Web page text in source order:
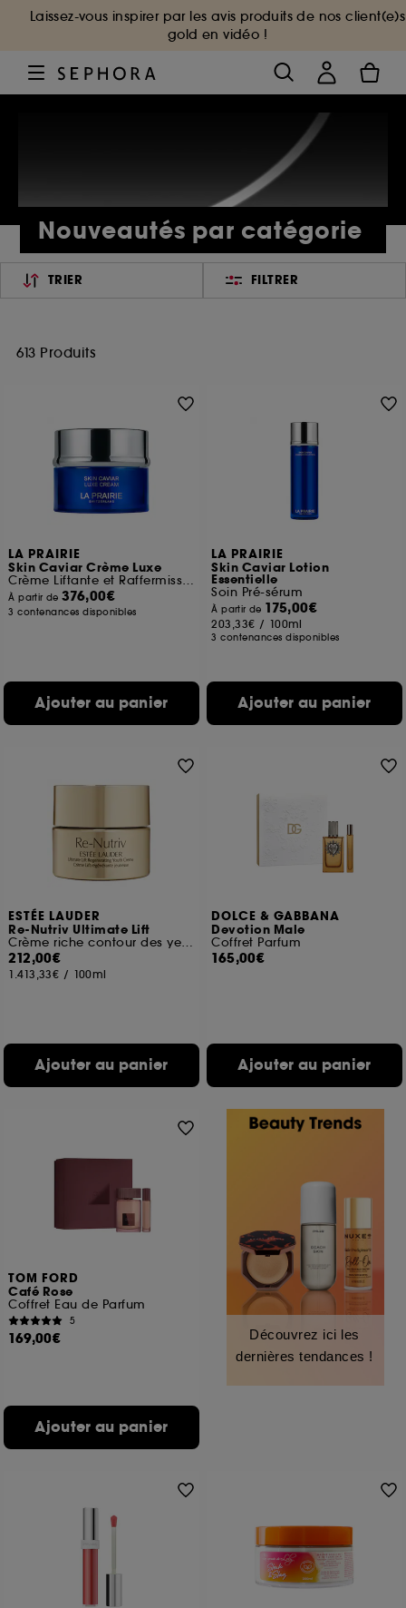
Laissez-vous inspirer par les avis produits de nos client(e)s
gold en vidéo !
Nouveautés par catégorie
TRIER FILTRER
613 Produits
LA PRAIRIE
Skin Caviar Crème Luxe
Crème Liftante et Raffermissante
À partir de376,00€
3 contenances disponibles
Ajouter au panier
LA PRAIRIE
Skin Caviar Lotion
Essentielle
Soin Pré-sérum
À partir de 175,00€
203,33€ / 100ml
3 contenances disponibles
Ajouter au panier
ESTÉE LAUDER
Re-Nutriv Ultimate Lift
Crème riche contour des yeux régénérante jeunesse
212,00€
1.413,33€ / 100ml
Ajouter au panier
DOLCE & GABBANA
Devotion Male
Coffret Parfum
165,00€
Ajouter au panier
TOM FORD
Café Rose
Coffret Eau de Parfum
5
169,00€
Ajouter au panier
Découvrez ici les
dernières tendances !